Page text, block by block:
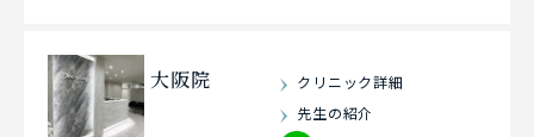
大阪院
クリニック詳細
先生の紹介